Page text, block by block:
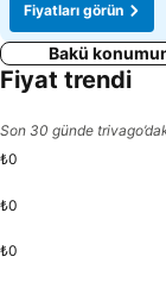
Fiyatları görün
Bakü
Fiyat trendi
Son 30 günde
₺0
₺0
₺0